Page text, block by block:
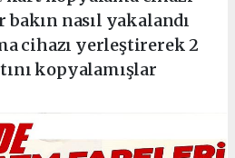
nasıl yakalandı
cihazı yerleştirerek 2
kopyalamışlar